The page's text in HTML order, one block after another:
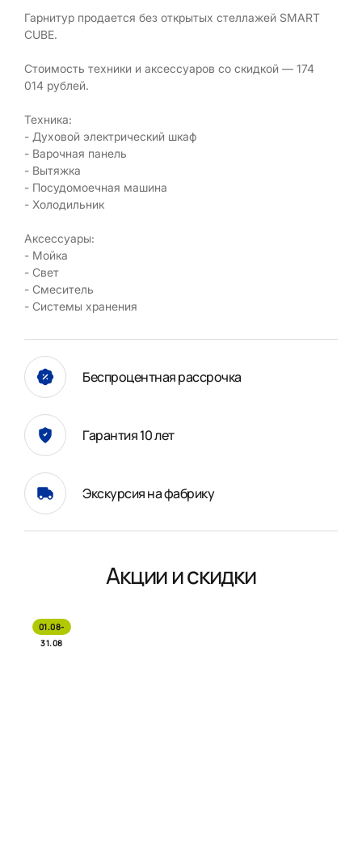
Гарнитур продается без открытых стеллажей SMART
CUBE.
Стоимость техники и аксессуаров со скидкой — 174
014 рублей.
Техника:
- Духовой электрический шкаф
- Варочная панель
- Вытяжка
- Посудомоечная машина
- Холодильник
Аксессуары:
- Мойка
- Свет
- Смеситель
- Системы хранения
Беспроцентная рассрочка
Гарантия 10 лет
Экскурсия на фабрику
Акции и скидки
01.08-
31.08